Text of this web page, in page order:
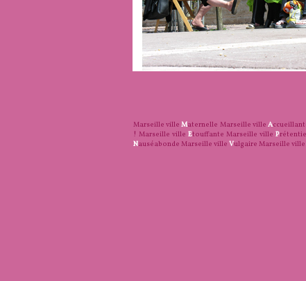
Marseille villeMaternelle Marseille villeA
! Marseille ville Etouffante Marseille ville P
Nauséabonde Marseille ville Vulgaire Marseille ville